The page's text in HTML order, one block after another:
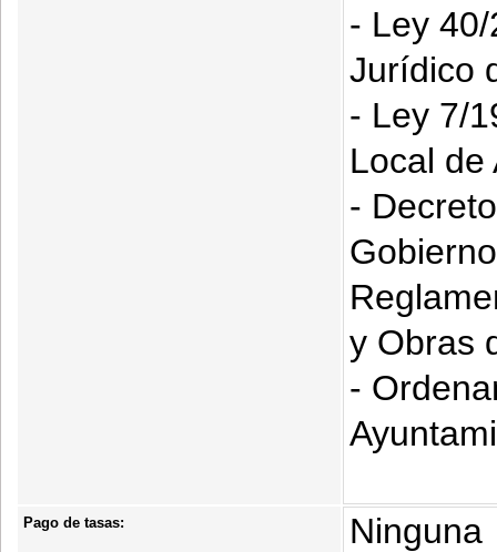
- Ley
Jurídico
- Ley 7/
Local de
-
y Obras
-
Pago de tasas: Ninguna